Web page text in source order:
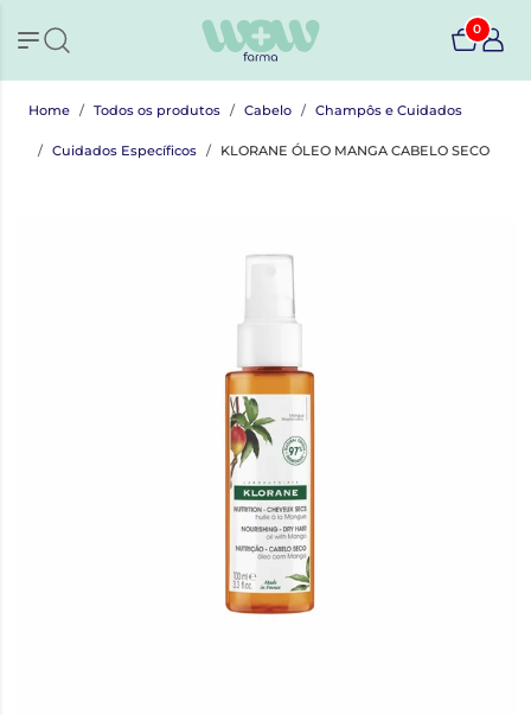
0
Home Todos os produtos Cabelo Champôs e Cuidados
Cuidados Específicos KLORANE ÓLEO MANGA CABELO SECO